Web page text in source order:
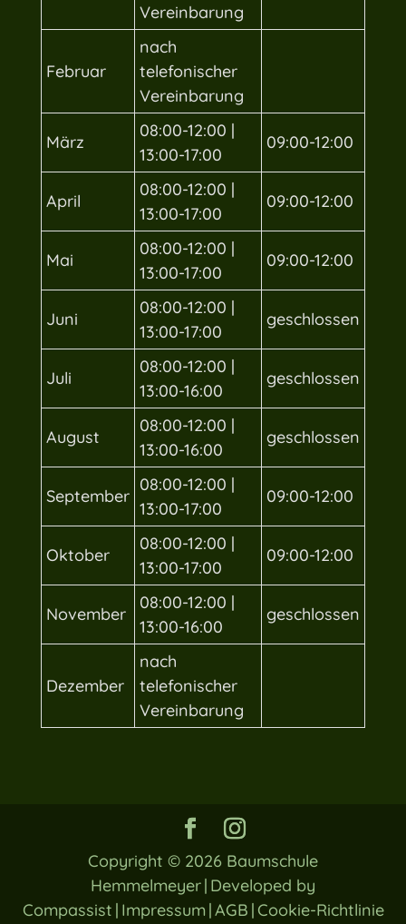
Vereinbarung
Februar
nach
telefonischer
Vereinbarung
März
08:00-12:00 |
13:00-17:00
09:00-12:00
April
08:00-12:00 |
13:00-17:00
09:00-12:00
Mai
08:00-12:00 |
13:00-17:00
09:00-12:00
Juni
08:00-12:00 |
13:00-17:00
geschlossen
Juli
08:00-12:00 |
13:00-16:00
geschlossen
August
08:00-12:00 |
13:00-16:00
geschlossen
September
08:00-12:00 |
13:00-17:00
09:00-12:00
Oktober
08:00-12:00 |
13:00-17:00
09:00-12:00
November
08:00-12:00 |
13:00-16:00
geschlossen
Dezember
nach
telefonischer
Vereinbarung
Copyright © 2026 Baumschule
Hemmelmeyer| Developed by
Compassist | Impressum|AGB |Cookie-Richtlinie